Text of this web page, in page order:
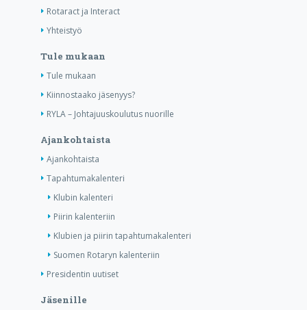
Rotaract ja Interact
Yhteistyö
Tule mukaan
Tule mukaan
Kiinnostaako jäsenyys?
RYLA – Johtajuuskoulutus nuorille
Ajankohtaista
Ajankohtaista
Tapahtumakalenteri
Klubin kalenteri
Piirin kalenteriin
Klubien ja piirin tapahtumakalenteri
Suomen Rotaryn kalenteriin
Presidentin uutiset
Jäsenille